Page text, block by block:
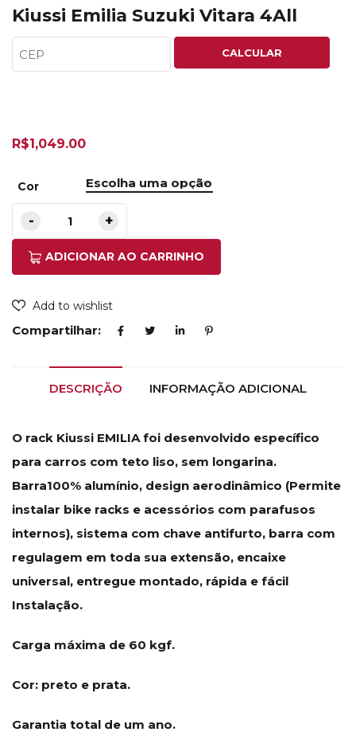
Kiussi Emilia Suzuki Vitara 4All
CALCULAR
R$1,049.00
Cor
ADICIONAR AO CARRINHO
Add to wishlist
Compartilhar:
DESCRIÇÃO INFORMAÇÃO ADICIONAL
O rack Kiussi EMILIA foi desenvolvido específico
para carros com teto liso, sem longarina.
Barra100% alumínio, design aerodinâmico (Permite
instalar bike racks e acessórios com parafusos
internos), sistema com chave antifurto, barra com
regulagem em toda sua extensão, encaixe
universal, entregue montado, rápida e fácil
Instalação.
Carga máxima de 60 kgf.
Cor: preto e prata.
Garantia total de um ano.